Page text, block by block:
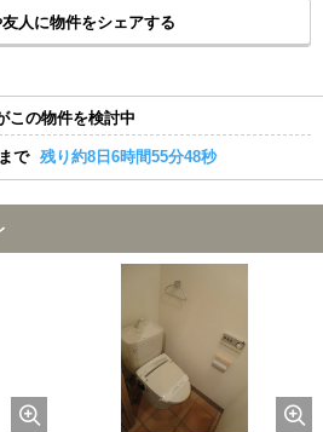
人に物件をシェアする
この物件を検討中
で 残り約8日6時間55分47秒